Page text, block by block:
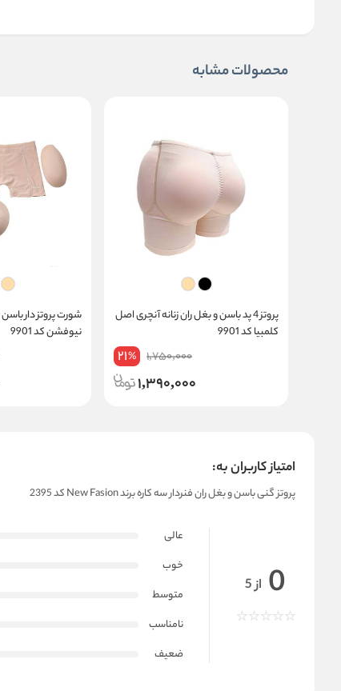
محصولات مشابه
پروتز 4 پد باسن و بغل ران زنانه آنچری اصل
کلمبیا کد 9901
1,750,000
21%
1,390,000
نیوفشن کد 9901
امتیاز کاربران به:
پروتز گنی باسن و بغل ران فنردار سه کاره برند New Fasion کد 2395
0 از 5
عالی
خوب
متوسط
نامناسب
ضعیف